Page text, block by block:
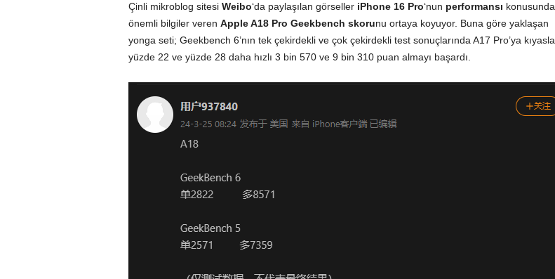
Çinli mikroblog sitesi Weibo‘da paylaşılan görseller iPhone 16 Pro‘nun performansı konusunda
önemli bilgiler veren Apple A18 Pro Geekbench skorunu ortaya koyuyor. Buna göre yaklaşan
yonga seti; Geekbench 6’nın tek çekirdekli ve çok çekirdekli test sonuçlarında A17 Pro’ya kıyasla
yüzde 22 ve yüzde 28 daha hızlı 3 bin 570 ve 9 bin 310 puan almayı başardı.